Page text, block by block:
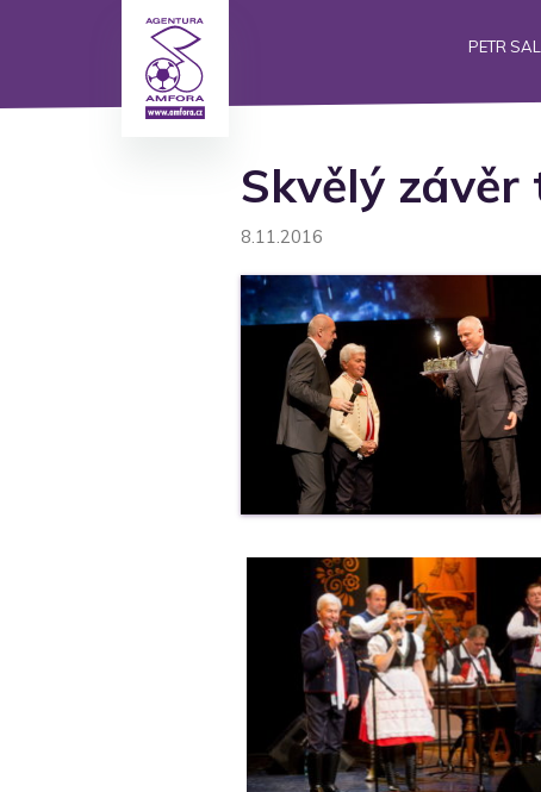
PETR
Skvělý závěr
8.11.2016